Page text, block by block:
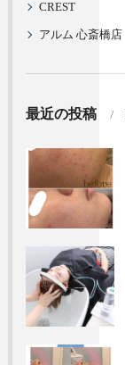
CREST
アルム 心斎橋店
最近の投稿